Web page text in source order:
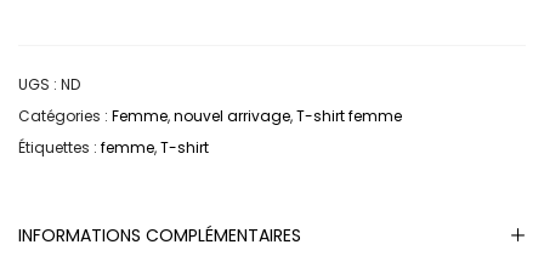
UGS : ND
Catégories : Femme,nouvel arrivage,T-shirt femme
Étiquettes : femme,T-shirt
INFORMATIONS COMPLÉMENTAIRES